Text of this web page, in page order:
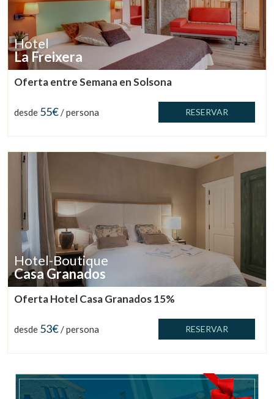
Hotel
La Freixera
Oferta entre Semana en Solsona
desde 55€/ persona RESERVAR
Hotel-Boutique
Casa Granados
Oferta Hotel Casa Granados 15%
desde 53€/ persona RESERVAR